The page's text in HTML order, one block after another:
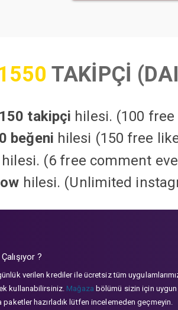
TAKİPÇİ
takipçi hilesi. (100
beğeni hilesi (150 free
hilesi. (6 free comment
hilesi. (Unlimited
?
verilen krediler ile ücretsiz tüm
kullanabilirsiniz. Mağaza bölümü sizin için uygun
paketler hazırladık lütfen incelemeden geçmeyin.